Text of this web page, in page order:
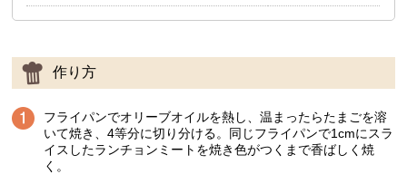
作り方
フライパンでオリーブオイルを熱し、温まったらたまごを溶
いて焼き、4等分に切り分ける。同じフライパンで1cmにスラ
イスしたランチョンミートを焼き色がつくまで香ばしく焼
く。